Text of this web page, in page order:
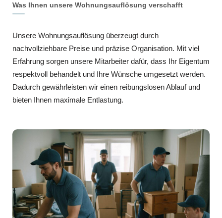
Was Ihnen unsere Wohnungsauflösung verschafft
Unsere Wohnungsauflösung überzeugt durch
nachvollziehbare Preise und präzise Organisation. Mit viel
Erfahrung sorgen unsere Mitarbeiter dafür, dass Ihr Eigentum
respektvoll behandelt und Ihre Wünsche umgesetzt werden.
Dadurch gewährleisten wir einen reibungslosen Ablauf und
bieten Ihnen maximale Entlastung.